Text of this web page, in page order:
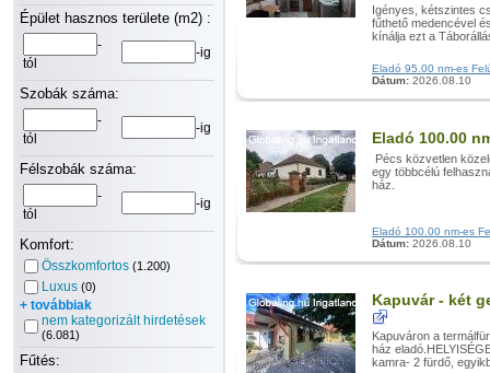
Épület hasznos területe (m2) :
-
tól
-ig
Szobák száma:
-
tól
-ig
Félszobák száma:
-
tól
-ig
Komfort:
Összkomfortos (1.200)
Luxus (0)
+ továbbiak
nem kategorizált hirdetések
(6.081)
Fűtés:
Igényes, kétszintes
fűthető medencével
kínálja ezt a
Eladó 95.00 nm-es
Dátum: 2026.08.10
Eladó 100.00
Pécs közvetlen
egy többcélú
ház. A
Eladó 100.00 nm-es
Dátum: 2026.08.10
Kapuvár - két
Kapuváron a
ház
kamra- 2 fürdő,